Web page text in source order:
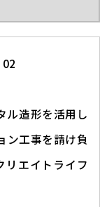
ル造形を活用し
ン工事を請け負
リエイトライフ